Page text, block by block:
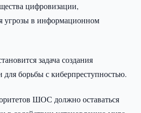
цифровизации,
угрозы в информационном
задача создания
борьбы с киберпреступностью.
ШОС должно оставаться